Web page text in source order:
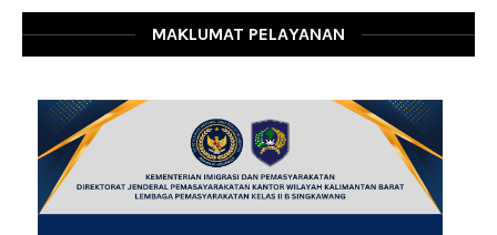
MAKLUMAT PELAYANAN